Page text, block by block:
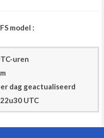
model :
uren
dag geactualiseerd
UTC